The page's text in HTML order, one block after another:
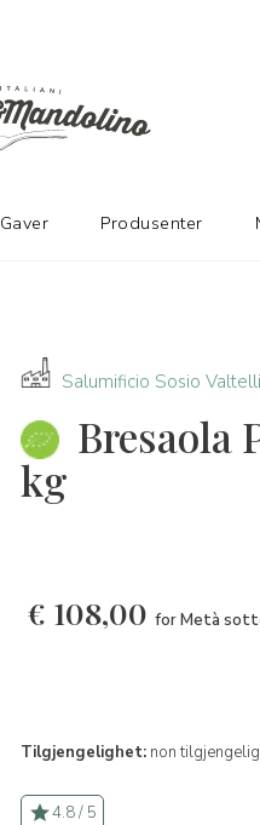
Salumificio Sosio
Bresaola
kg
€ 108,00 for Metà
Tilgjengelighet: non tilgjengelig
4.8 / 5
Gaver Produsenter